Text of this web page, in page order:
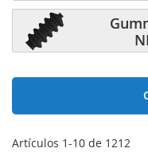
Endfittings und Beschläge
Ab sofort führen wir auch
unter Endfittings oder
Artículos 1-10 de 1212